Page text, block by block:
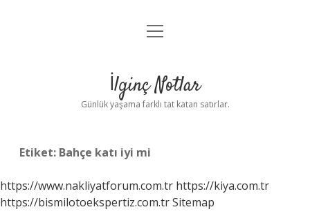
Anasayfa
Yasal Uyarı
menüyü
İlginç Notlar
Günlük yaşama farklı tat katan satırlar.
Etiket: Bahçe katı iyi mi
https://www.nakliyatforum.com.tr https://kiya.com.tr
https://bismilotoekspertiz.com.trSitemap